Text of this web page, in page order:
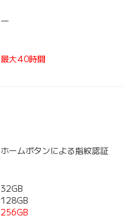
―
最大40時間
ホームボタンによる指紋認証
32GB
128GB
256GB